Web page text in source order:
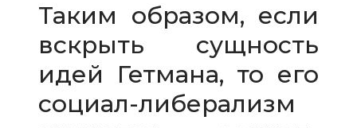
Таким обра­зом, если
вскрыть сущ­ность
идей Гетмана, то его
социал-​либерализм